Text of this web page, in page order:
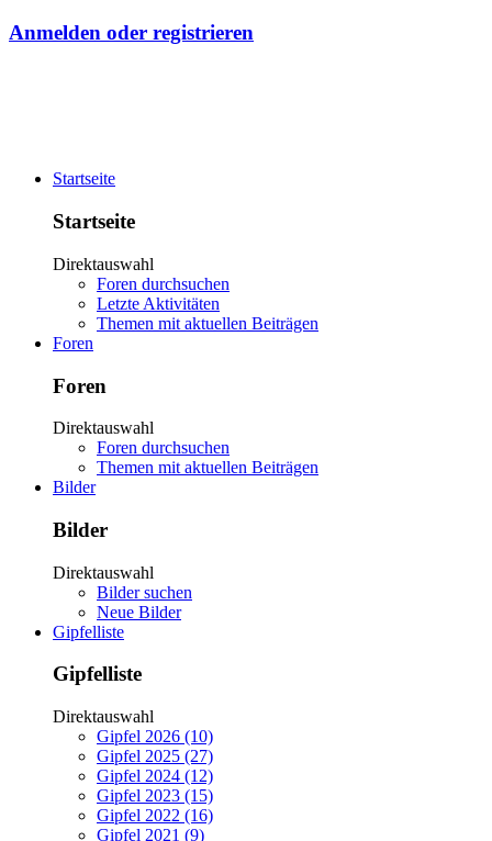
Anmelden oder registrieren
Startseite
Startseite
Direktauswahl
Foren durchsuchen
Letzte Aktivitäten
Themen mit aktuellen Beiträgen
Foren
Foren
Direktauswahl
Foren durchsuchen
Themen mit aktuellen Beiträgen
Bilder
Bilder
Direktauswahl
Bilder suchen
Neue Bilder
Gipfelliste
Gipfelliste
Direktauswahl
Gipfel 2026 (10)
Gipfel 2025 (27)
Gipfel 2024 (12)
Gipfel 2023 (15)
Gipfel 2022 (16)
Gipfel 2021 (9)